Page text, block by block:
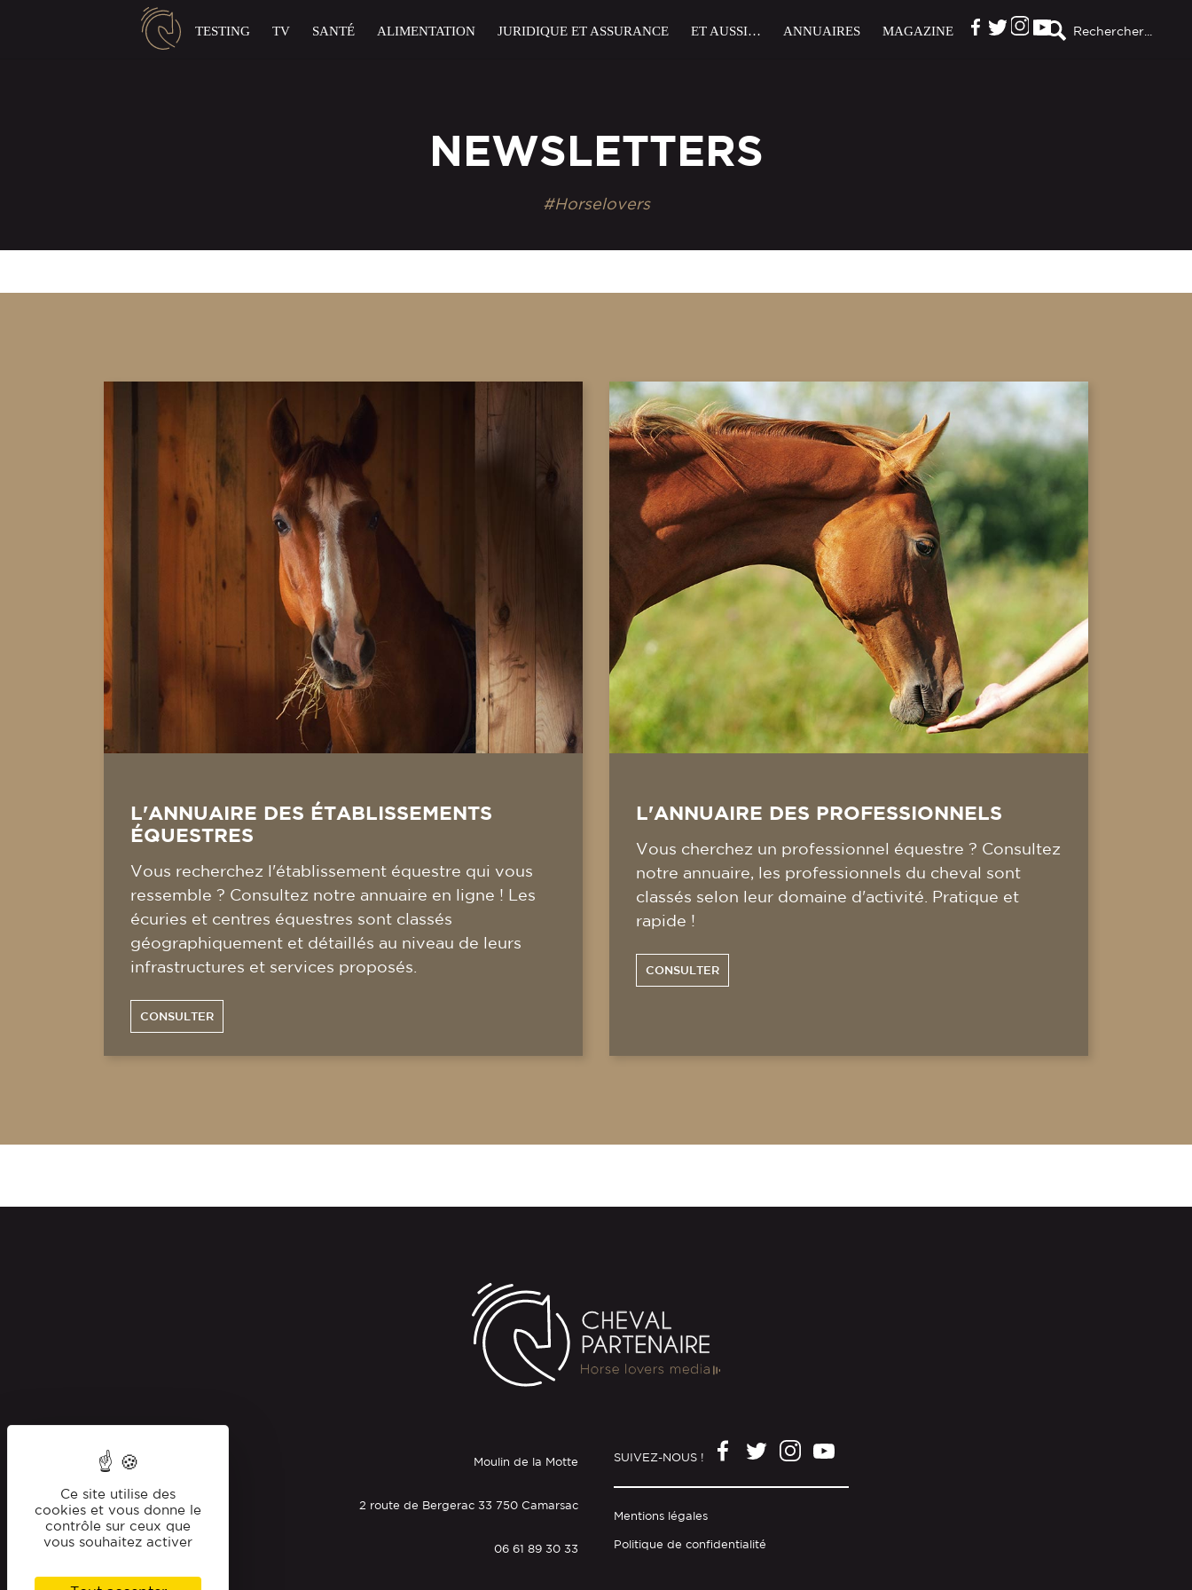
Rechercher...
TESTING TV SANTÉ ALIMENTATION JURIDIQUE ET ASSURANCE ET AUSSI… ANNUAIRES MAGAZINE
NEWSLETTERS
#Horselovers
L'ANNUAIRE DES ÉTABLISSEMENTS
ÉQUESTRES
Vous recherchez l'établissement équestre qui vous
ressemble ? Consultez notre annuaire en ligne ! Les
écuries et centres équestres sont classés
géographiquement et détaillés au niveau de leurs
infrastructures et services proposés.
CONSULTER
L'ANNUAIRE DES PROFESSIONNELS
Vous cherchez un professionnel équestre ? Consultez
notre annuaire, les professionnels du cheval sont
classés selon leur domaine d'activité. Pratique et
rapide !
CONSULTER
Moulin de la Motte
2 route de Bergerac 33 750 Camarsac
06 61 89 30 33
SUIVEZ-NOUS !
Mentions légales
Politique de confidentialité
Panneau de gestion des cookies
Ce site utilise des
cookies et vous donne le
contrôle sur ceux que
vous souhaitez activer